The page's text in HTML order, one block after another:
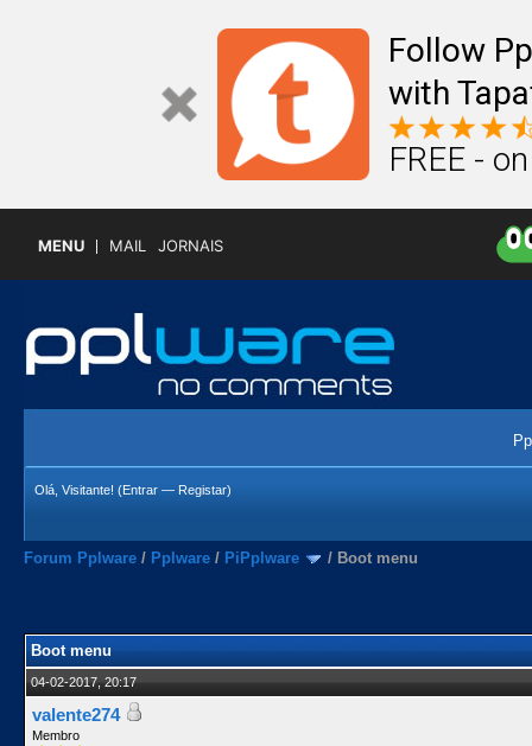
Follow
with
FREE -
MENU MAIL JORNAIS
Olá, Visitante! (Entrar — Registar)
Forum Pplware / Pplware / PiPplware / Boot menu
Boot menu
04-02-2017, 20:17
valente274
Membro